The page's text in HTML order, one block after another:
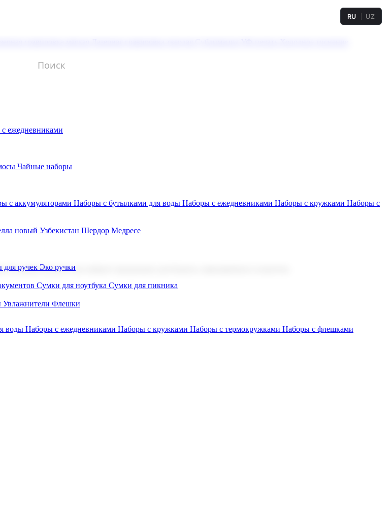
RU UZ
ежедневниками
Чайные наборы
с аккумуляторами Наборы с бутылками для воды Наборы с ежедневниками Наборы с кружками Наборы с
новый Узбекистан Шердор Медресе
ручек Эко ручки
Сумки для ноутбука Сумки для пикника
Увлажнители Флешки
нашем каталоге вы найдете продукцию для бизнеса, мероприятия и клиентов.
воды Наборы с ежедневниками Наборы с кружками Наборы с термокружками Наборы с флешками